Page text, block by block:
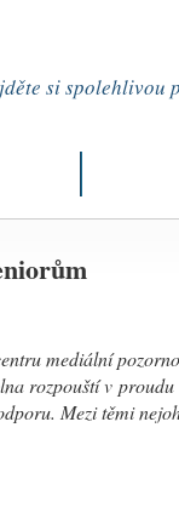
si spolehlivou
mediální
rozpouští v
Mezi těmi